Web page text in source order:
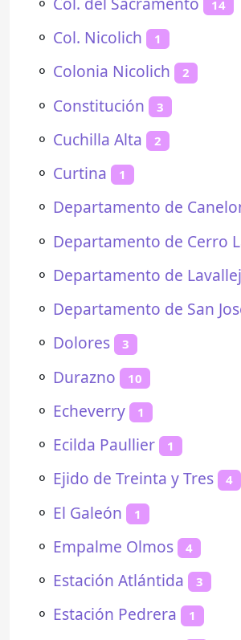
14
⚬ Col. Nicolich 1
⚬ Colonia Nicolich 2
⚬ Constitución 3
⚬ Cuchilla Alta 2
⚬ Curtina 1
⚬ Departamento de
⚬ Departamento de Cerro
⚬ Departamento de
⚬ Departamento de San
⚬ Dolores 3
⚬ Durazno 10
⚬ Echeverry 1
⚬ Ecilda Paullier 1
⚬ Ejido de Treinta y Tres 4
⚬ El Galeón 1
⚬ Empalme Olmos 4
⚬ Estación Atlántida 3
⚬ Estación Pedrera 1